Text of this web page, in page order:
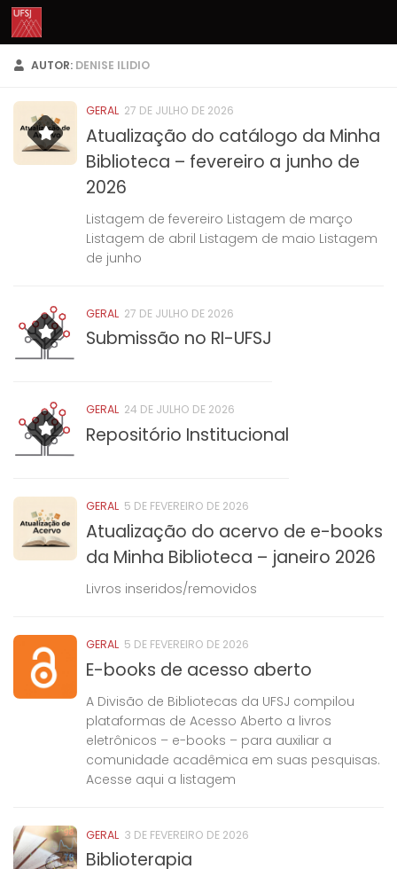
Skip to content
AUTOR: DENISE ILIDIO
GERAL 27 DE JULHO DE 2026
Atualização do catálogo da Minha
Biblioteca – fevereiro a junho de
2026
Listagem de fevereiro Listagem de março
Listagem de abril Listagem de maio Listagem
de junho
GERAL 27 DE JULHO DE 2026
Submissão no RI-UFSJ
GERAL 24 DE JULHO DE 2026
Repositório Institucional
GERAL 5 DE FEVEREIRO DE 2026
Atualização do acervo de e-books
da Minha Biblioteca – janeiro 2026
Livros inseridos/removidos
GERAL 5 DE FEVEREIRO DE 2026
E-books de acesso aberto
A Divisão de Bibliotecas da UFSJ compilou
plataformas de Acesso Aberto a livros
eletrônicos – e-books – para auxiliar a
comunidade acadêmica em suas pesquisas.
Acesse aqui a listagem
GERAL 3 DE FEVEREIRO DE 2026
Biblioterapia